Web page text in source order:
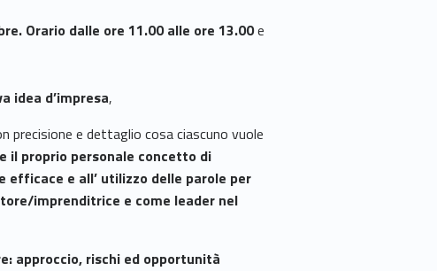
Orario dalle ore 11.00 alle ore 13.00e
idea d’impresa,
precisione e dettaglio cosa ciascuno vuole
il proprio personale concetto di
efficace e all’ utilizzo delle parole per
imprenditrice e come leader nel
approccio, rischi ed opportunità